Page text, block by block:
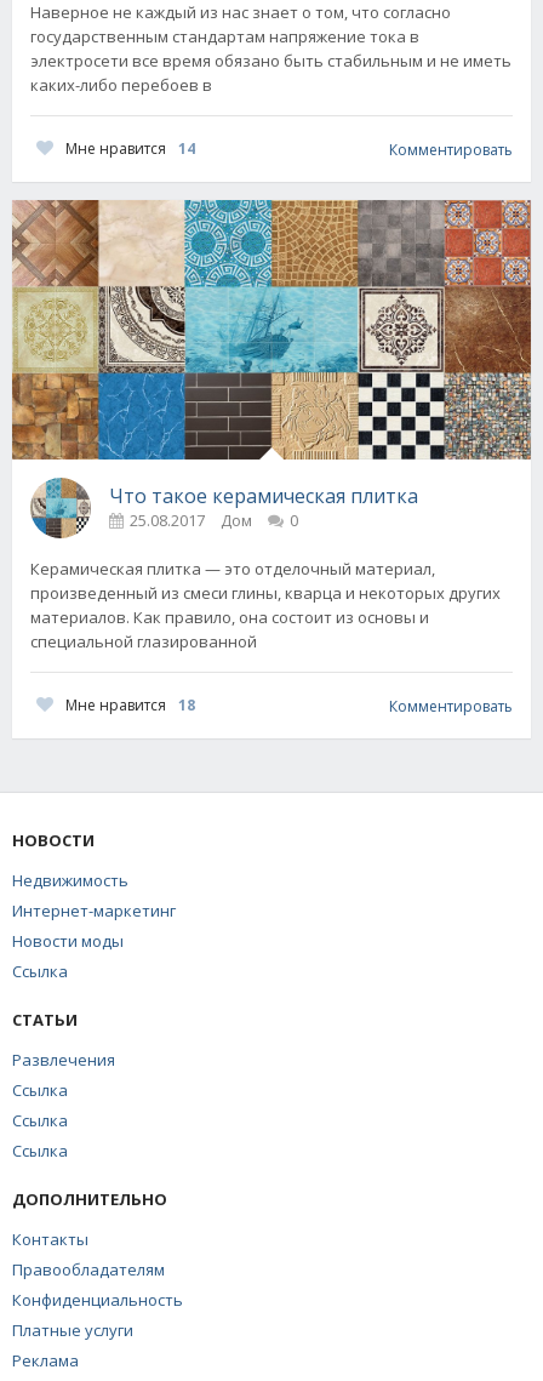
Наверное не каждый из нас знает о том, что согласно
государственным стандартам напряжение тока в
электросети все время обязано быть стабильным и не иметь
каких-либо перебоев в
Мне нравится 14 Комментировать
Что такое керамическая плитка
25.08.2017 Дом 0
Керамическая плитка — это отделочный материал,
произведенный из смеси глины, кварца и некоторых других
материалов. Как правило, она состоит из основы и
специальной глазированной
Мне нравится 18 Комментировать
НОВОСТИ
Недвижимость
Интернет-маркетинг
Новости моды
Ссылка
СТАТЬИ
Развлечения
Ссылка
Ссылка
Ссылка
ДОПОЛНИТЕЛЬНО
Контакты
Правообладателям
Конфиденциальность
Платные услуги
Реклама